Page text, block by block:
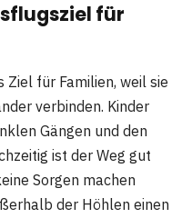
für
Ziel für Familien, weil sie
verbinden. Kinder
Gängen und den
ist der Weg gut
Sorgen machen
der Höhlen einen